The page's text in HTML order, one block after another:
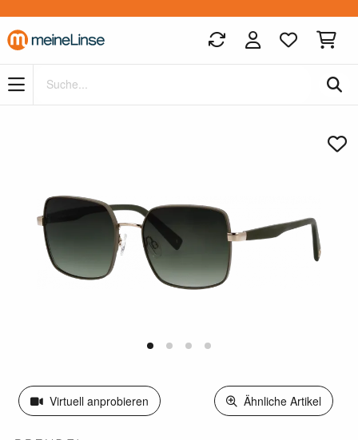
Zum Hauptinhalt springen
Virtuell anprobieren Ähnliche Artikel